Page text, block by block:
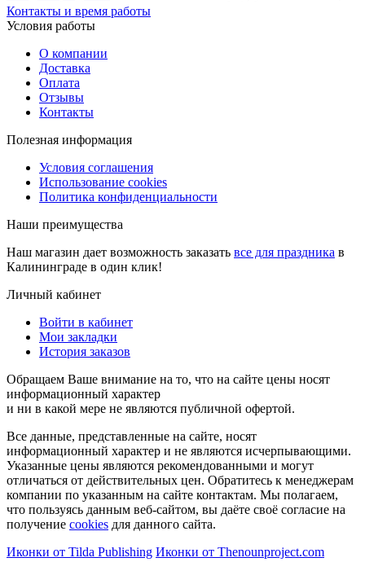
Контакты и время работы
Условия работы
О компании
Доставка
Оплата
Отзывы
Контакты
Полезная информация
Условия соглашения
Использование cookies
Политика конфиденциальности
Наши преимущества
Наш магазин дает возможность заказать все для праздника в
Калининграде в один клик!
Личный кабинет
Войти в кабинет
Мои закладки
История заказов
Обращаем Ваше внимание на то, что на сайте цены носят
информационный характер
и ни в какой мере не являются публичной офертой.
Все данные, представленные на сайте, носят
информационный характер и не являются исчерпывающими.
Указанные цены являются рекомендованными и могут
отличаться от действительных цен. Обратитесь к менеджерам
компании по указанным на сайте контактам. Мы полагаем,
что пользуясь данным веб-сайтом, вы даёте своё согласие на
получение cookies для данного сайта.
Иконки от Tilda Publishing Иконки от Thenounproject.com